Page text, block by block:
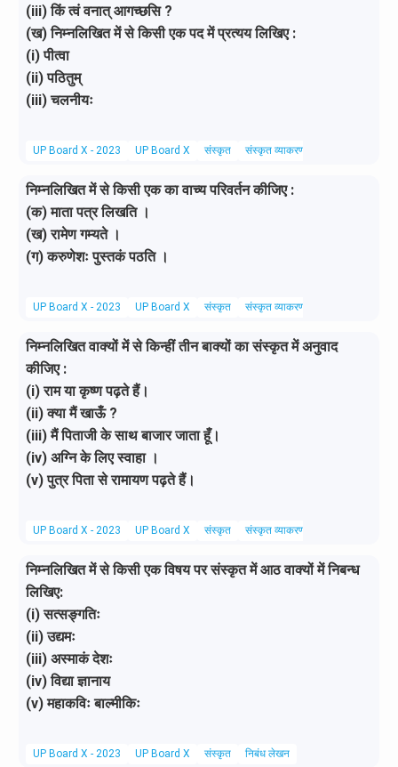
(iii) किं त्वं वनात् आगच्छसि ?
(ख) निम्नलिखित में से किसी एक पद में प्रत्यय लिखिए :
(i) पीत्वा
(ii) पठितुम्
(iii) चलनीयः
UP Board X - 2023 UP Board X संस्कृत संस्कृत व्याकरण
निम्नलिखित में से किसी एक का वाच्य परिवर्तन कीजिए :
(क) माता पत्र लिखति ।
(ख) रामेण गम्यते ।
(ग) करुणेशः पुस्तकं पठति ।
UP Board X - 2023 UP Board X संस्कृत संस्कृत व्याकरण
निम्नलिखित वाक्यों में से किन्हीं तीन बाक्यों का संस्कृत में अनुवाद
कीजिए :
(i) राम या कृष्ण पढ़ते हैं।
(ii) क्या मैं खाऊँ ?
(iii) मैं पिताजी के साथ बाजार जाता हूँ।
(iv) अग्नि के लिए स्वाहा ।
(v) पुत्र पिता से रामायण पढ़ते हैं।
UP Board X - 2023 UP Board X संस्कृत संस्कृत व्याकरण
निम्नलिखित में से किसी एक विषय पर संस्कृत में आठ वाक्यों में निबन्ध
लिखिए:
(i) सत्सङ्गतिः
(ii) उद्यमः
(iii) अस्माकं देशः
(iv) विद्या ज्ञानाय
(v) महाकविः बाल्मीकिः
UP Board X - 2023 UP Board X संस्कृत निबंध लेखन